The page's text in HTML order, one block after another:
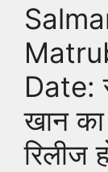
Date:
खान
रिलीज